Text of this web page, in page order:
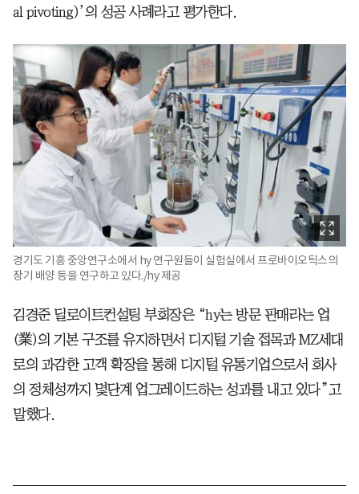
al pivoting)’의 성공 사례라고 평가한다.
경기도 기흥 중앙연구소에서 hy 연구원들이 실험실에서 프로바이오틱스의
장기 배양 등을 연구하고 있다./hy 제공
김경준 딜로이트컨설팅 부회장은 “hy는 방문 판매라는 업
(業)의 기본 구조를 유지하면서 디지털 기술 접목과 MZ세대
로의 과감한 고객 확장을 통해 디지털 유통기업으로서 회사
의 정체성까지 몇단계 업그레이드하는 성과를 내고 있다”고
말했다.